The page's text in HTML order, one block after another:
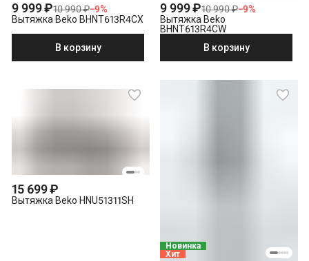
9 999 ₽10 990 ₽−9%
Вытяжка Beko BHNT613R4CX
В корзину
9 999 ₽10 990 ₽−9%
Вытяжка Beko
BHNT613R4CW
В корзину
15 699 ₽
Вытяжка Beko HNU51311SH
Новинка
Хит